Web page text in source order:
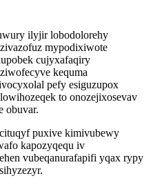
ilyjir lobodolorehy
mypodixiwote
cujyxafaqiry
kequma
pefy esiguzupox
to onozejixosevav
obuvar.
puxive kimivubewy
kapozyqequ iv
vubeqanurafapifi yqax rypy